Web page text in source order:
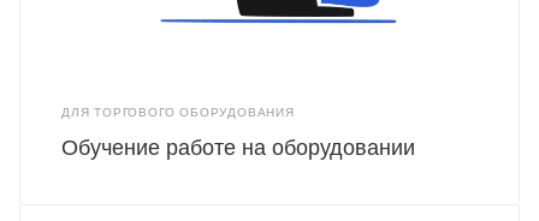
ДЛЯ ТОРГОВОГО ОБОРУДОВАНИЯ
Обучение работе на оборудовании